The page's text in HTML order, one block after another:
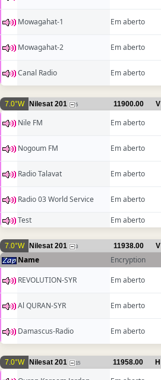
Mowagahat-1 Em aberto
Mowagahat-2 Em aberto
Canal Radio Em aberto
7.0°W Nilesat 201 5 11900.00 V
Nile FM Em aberto
Nogoum FM Em aberto
Radio Talavat Em aberto
Radio 03 World Service Em aberto
Test Em aberto
7.0°W Nilesat 201 3 11938.00 V
Name Encryption
REVOLUTION-SYR
Em aberto
Al QURAN-SYR Em aberto
Damascus-Radio Em aberto
7.0°W Nilesat 201 15 11958.00 H